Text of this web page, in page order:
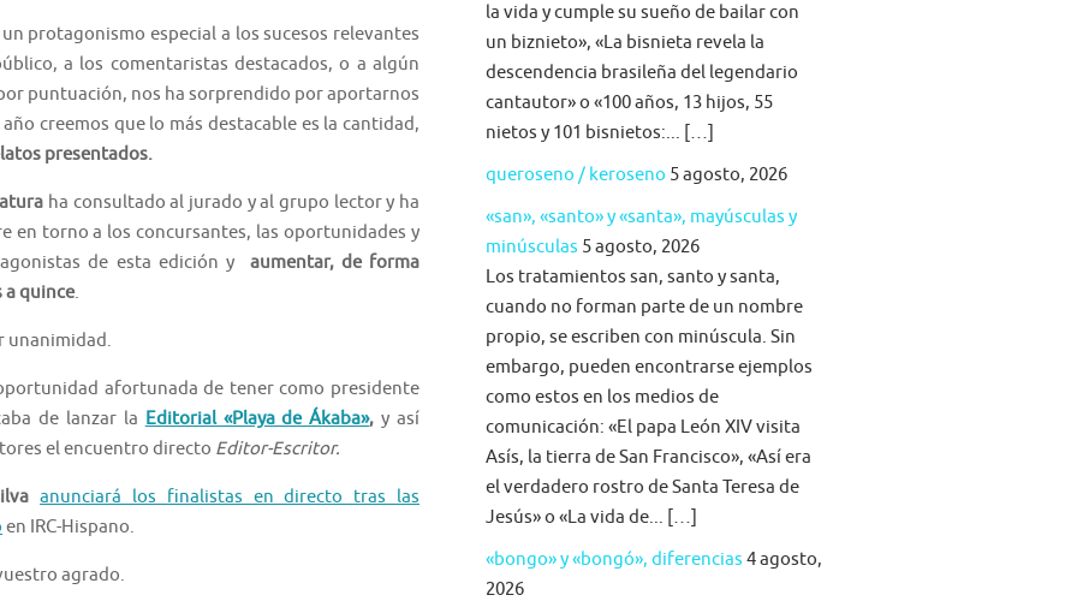
protagonismo especial a los sucesos relevantes
a los comentaristas destacados, o a algún
puntuación, nos ha sorprendido por aportarnos
creemos que lo más destacable es la cantidad,
presentados.
ha consultado al jurado y al grupo lector y ha
en torno a los concursantes, las oportunidades y
de esta edición y
aumentar, de forma
a quince.
unanimidad.
afortunada de tener como presidente
de lanzar la Editorial «Playa de Ákaba», y así
el encuentro directo Editor-Escritor.
anunciará los finalistas en directo tras las
en IRC-Hispano.
agrado.
la vida y cumple su sueño de bailar con
un biznieto», «La bisnieta revela la
descendencia brasileña del legendario
cantautor» o «100 años, 13 hijos, 55
nietos y 101 bisnietos:... […]
queroseno / keroseno 5 agosto, 2026
«san», «santo» y «santa», mayúsculas y
minúsculas 5 agosto, 2026
Los tratamientos san, santo y santa,
cuando no forman parte de un nombre
propio, se escriben con minúscula. Sin
embargo, pueden encontrarse ejemplos
como estos en los medios de
comunicación: «El papa León XIV visita
Asís, la tierra de San Francisco», «Así era
el verdadero rostro de Santa Teresa de
Jesús» o «La vida de... […]
«bongo» y «bongó», diferencias 4 agosto,
2026